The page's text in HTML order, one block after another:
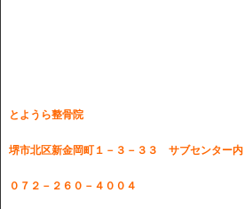
とようら整骨院
堺市北区新金岡町１－３－３３ サブセンター内
０７２－２６０－４００４